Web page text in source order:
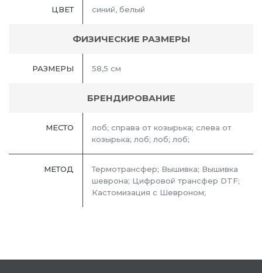
ЦВЕТ синий, белый
ФИЗИЧЕСКИЕ РАЗМЕРЫ
РАЗМЕРЫ 58,5 см
БРЕНДИРОВАНИЕ
МЕСТО
лоб; справа от козырька; слева от
козырька; лоб; лоб; лоб;
МЕТОД
Термотрансфер; Вышивка; Вышивка
шеврона; Цифровой трансфер DTF;
Кастомизация с Шевроном;